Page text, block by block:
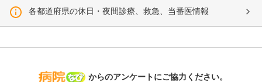
各都道府県の休日・夜間診療、救急、当番医情報
病院なび
からのアンケートにご協力ください。